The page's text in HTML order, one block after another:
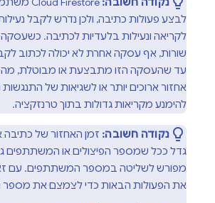
לבצע פעולות כתיבה, ולכן נדרש לקבל
לקריאה ונעילות בלעדיות לכתיבה.
שורות, אף עסקה אחרת לא יכולה לכתוב
עד שהעסקה הזו מתבצעת או מבוטלת, מה
אחזור ארוכים יותר או לשגיאות של התנגשות
להימנע מקריאות גדולות בתוך טרנזקציה.
נקודה חשובה: זמן האחזור של כתיבה
גדל ככל שמספר הפיצולים או המשתתפים
מפורש לשליטה במספר המשתתפים. עם
את הפעולות הבאות כדי לצמצם את